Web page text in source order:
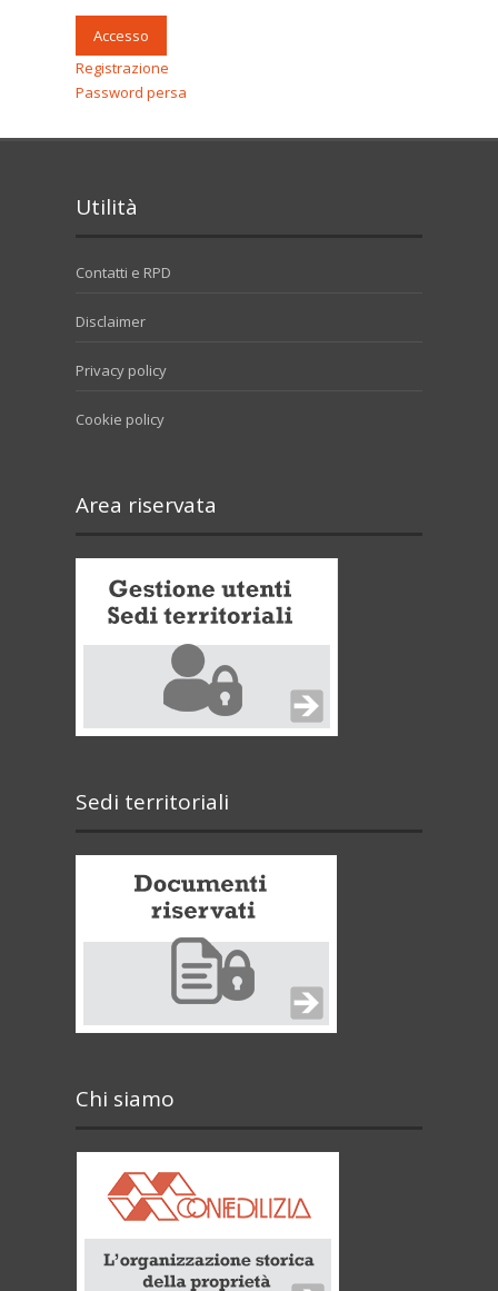
Accesso
Registrazione
Password persa
Utilità
Contatti e RPD
Disclaimer
Privacy policy
Cookie policy
Area riservata
Sedi territoriali
Chi siamo